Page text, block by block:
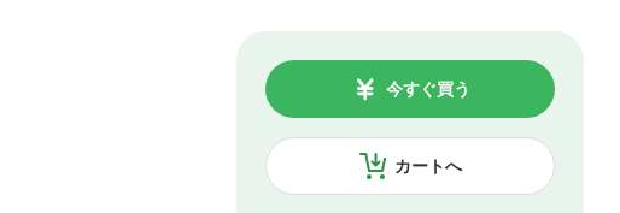
カートへ
今すぐ買う